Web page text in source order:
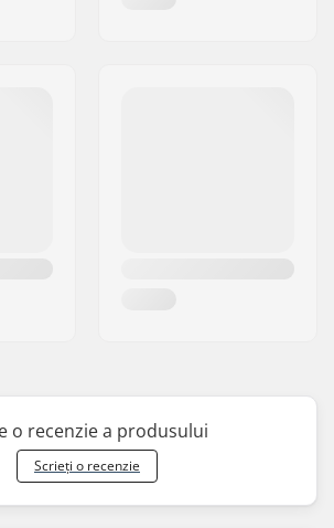
o recenzie a produsului
Scrieți o recenzie